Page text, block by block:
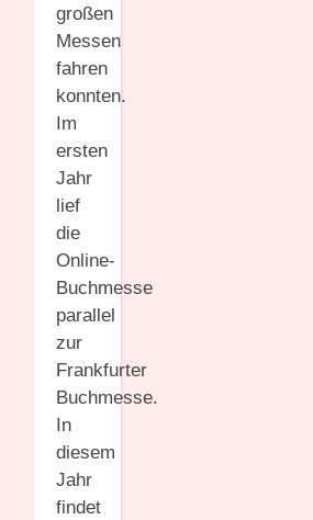
großen
Messen
fahren
konnten.
Im
ersten
Jahr
lief
die
Online-
Buchmesse
parallel
zur
Frankfurter
Buchmesse.
In
diesem
Jahr
findet